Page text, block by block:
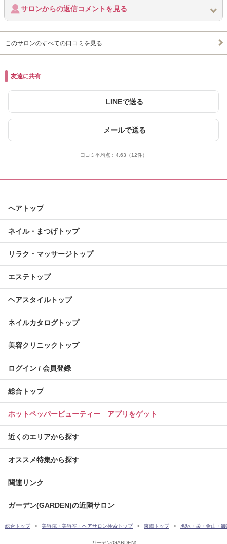
ガーデン(GARDEN)
サロンからの返信コメントを見る
このサロンのすべての口コミを見る
友達に共有
LINEで送る
メールで送る
口コミ平均点： 4.63 （12件）
ヘアトップ
ネイル・まつげトップ
リラク・マッサージトップ
エステトップ
ヘアスタイルトップ
ネイルカタログトップ
美容クリニックトップ
ログイン / 会員登録
総合トップ
ホットペッパービューティー アプリをゲット
近くのエリアから探す
オススメ特集から探す
関連リンク
ガーデン(GARDEN)の近隣サロン
総合トップ 美容院・美容室・ヘアサロン検索トップ 東海トップ 名駅・栄・金山・